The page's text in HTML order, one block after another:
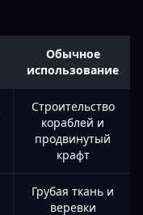
Обычное
использование
Строительство
кораблей и
продвинутый
крафт
Грубая ткань и
веревки